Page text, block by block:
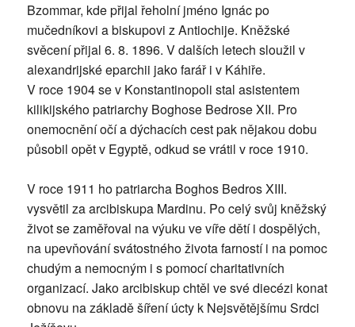
Bzommar, kde přijal řeholní jméno Ignác po
mučedníkovi a biskupovi z Antiochije. Kněžské
svěcení přijal 6. 8. 1896. V dalších letech sloužil v
alexandrijské eparchii jako farář i v Káhiře.
V roce 1904 se v Konstantinopoli stal asistentem
kilikijského patriarchy Boghose Bedrose XII. Pro
onemocnění očí a dýchacích cest pak nějakou dobu
působil opět v Egyptě, odkud se vrátil v roce 1910.
V roce 1911 ho patriarcha Boghos Bedros XIII.
vysvětil za arcibiskupa Mardinu. Po celý svůj kněžský
život se zaměřoval na výuku ve víře dětí i dospělých,
na upevňování svátostného života farností i na pomoc
chudým a nemocným i s pomocí charitativních
organizací. Jako arcibiskup chtěl ve své diecézi konat
obnovu na základě šíření úcty k Nejsvětějšímu Srdci